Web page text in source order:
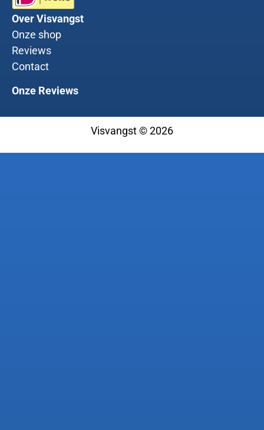
Over Visvangst
Onze shop
Reviews
Contact
Onze Reviews
Visvangst © 2026